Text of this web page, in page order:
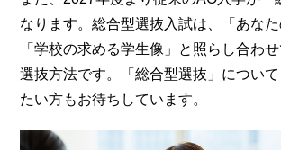
なります。総合型選抜入試は、「あな
「学校の求める学生像」と照らし合わ
選抜方法です。「総合型選抜」につい
たい方もお待ちしています。